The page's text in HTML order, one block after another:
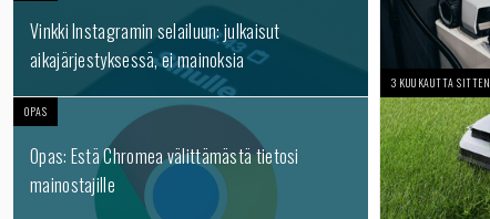
Vinkki Instagramin selailuun: julkaisut
aikajärjestyksessä, ei mainoksia
OPAS
Opas: Estä Chromea välittämästä tietosi
mainostajille
3 KUUKAUTTA SITTEN